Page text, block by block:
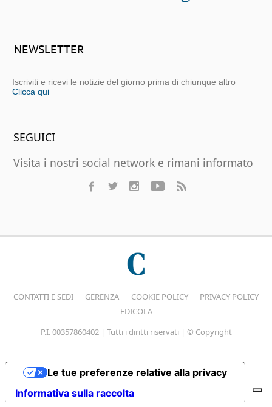
NEWSLETTER
Iscriviti e ricevi le notizie del giorno prima di chiunque altro
Clicca qui
SEGUICI
Visita i nostri social network e rimani informato
CONTATTI E SEDI GERENZA COOKIE POLICY
PRIVACY POLICY
EDICOLA
P.I. 00357860402 | Tutti i diritti riservati | © Copyright
Informativa sulla raccolta
Le tue preferenze relative alla privacy